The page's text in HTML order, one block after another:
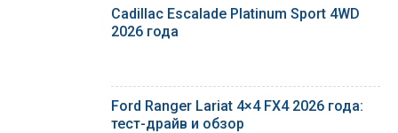
Cadillac Escalade Platinum Sport 4WD
2026 года
Ford Ranger Lariat 4×4 FX4 2026 года:
тест-драйв и обзор